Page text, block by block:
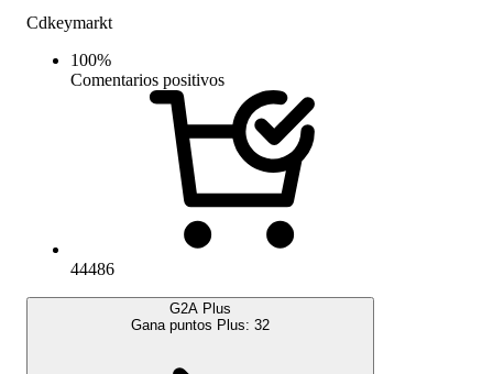
Cdkeymarkt
100%
Comentarios positivos
44486
G2A Plus
Gana puntos Plus: 32